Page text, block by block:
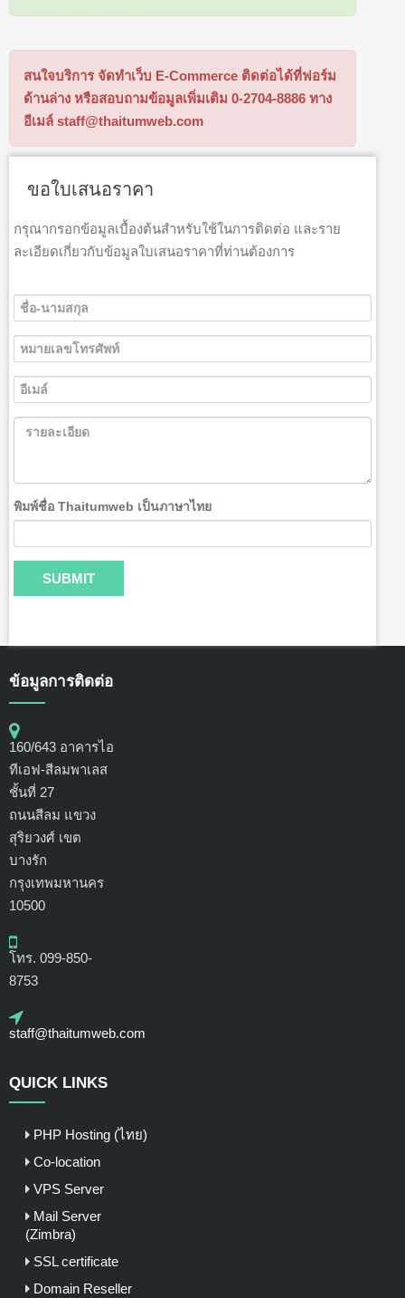
สนใจบริการ จัดทำเว็บ E-Commerce ติดต่อได้ที่ฟอร์ม
ด้านล่าง หรือสอบถามข้อมูลเพิ่มเติม 0-2704-8886 ทาง
อีเมล์ staff@thaitumweb.com
ขอใบเสนอราคา
กรุณากรอกข้อมูลเบื้องต้นสำหรับใช้ในการติดต่อ และราย
ละเอียดเกี่ยวกับข้อมูลใบเสนอราคาที่ท่านต้องการ
พิมพ์ชื่อ Thaitumweb เป็นภาษาไทย
ข้อมูลการติดต่อ
160/643 อาคารไอ
ทีเอฟ-สีลมพาเลส
ชั้นที่ 27
ถนนสีลม แขวง
สุริยวงศ์ เขต
บางรัก
กรุงเทพมหานคร
10500
โทร. 099-850-
8753
staff@thaitumweb.com
QUICK LINKS
PHP Hosting (ไทย)
Co-location
VPS Server
Mail Server
(Zimbra)
SSL certificate
Domain Reseller